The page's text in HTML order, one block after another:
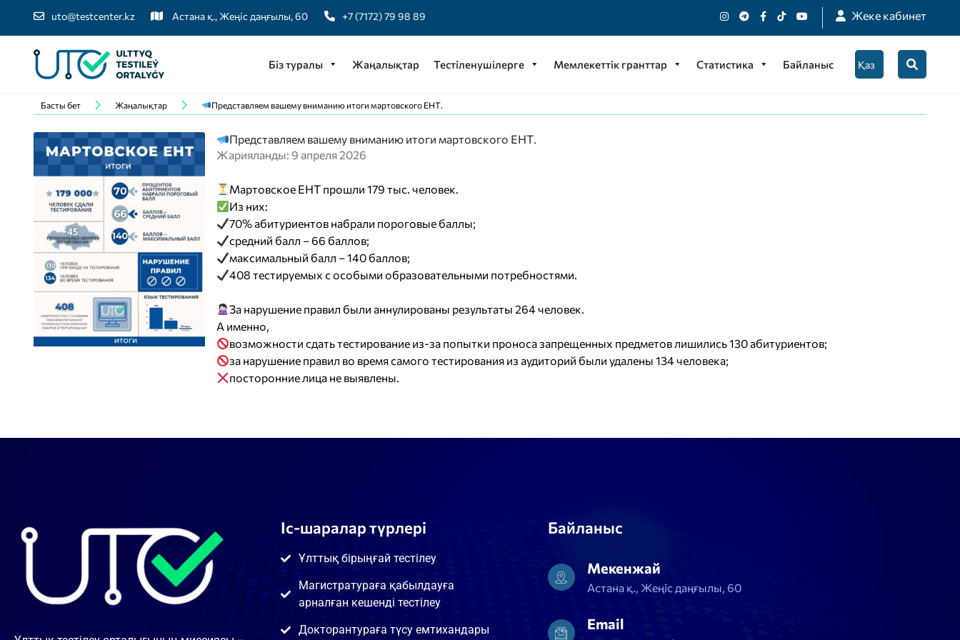
uto@testcenter.kz Астана қ., Жеңіс даңғылы, 60 +7 (7172) 79 98 89 Жеке кабинет
Біз туралы Жаңалықтар Тестіленушілерге Мемлекеттік гранттар Статистика Байланыс
Басты бет Жаңалықтар Представляем вашему вниманию итоги мартовского ЕНТ.
Представляем вашему вниманию итоги мартовского ЕНТ.
Жарияланды: 9 апреля 2026
Мартовское ЕНТ прошли 179 тыс. человек.
Из них:
70% абитуриентов набрали пороговые баллы;
средний балл – 66 баллов;
максимальный балл – 140 баллов;
408 тестируемых с особыми образовательными потребностями.
За нарушение правил были аннулированы результаты 264 человек.
А именно,
возможности сдать тестирование из-за попытки проноса запрещенных предметов лишились 130 абитуриентов;
за нарушение правил во время самого тестирования из аудиторий были удалены 134 человека;
посторонние лица не выявлены.
Іс-шаралар түрлері
Ұлттық бірыңғай тестілеу
Магистратураға қабылдауға
арналған кешенді тестілеу
Докторантураға түсу емтихандары
Байланыс
Мекенжай
Астана қ., Жеңіс даңғылы, 60
Email